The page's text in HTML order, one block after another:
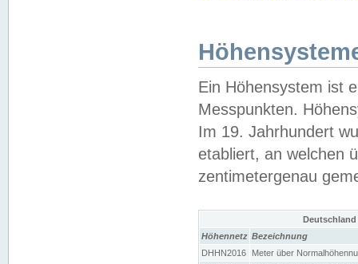
Ein Höhensystem ist
Messpunkten.
Im 19. Jahrhundert
etabliert, an welchen
zentimetergenau
Höhennetz Bezeichnung
DHHN2016
Meter über